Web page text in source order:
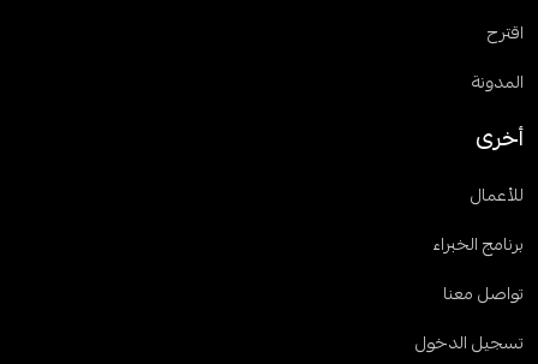
اقترح
المدونة
أخرى
للأعمال
برنامج الخبراء
تواصل معنا
تسجيل الدخول